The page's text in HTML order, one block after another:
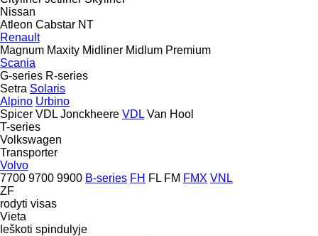
Nissan
Atleon Cabstar NT
Renault
Magnum Maxity Midliner Midlum Premium
Scania
G-series R-series
Setra Solaris
Alpino Urbino
Spicer VDL Jonckheere VDL Van Hool
T-series
Volkswagen
Transporter
Volvo
7700 9700 9900 B-series FH FL FM FMX VNL
ZF
rodyti visas
Vieta
Ieškoti spindulyje